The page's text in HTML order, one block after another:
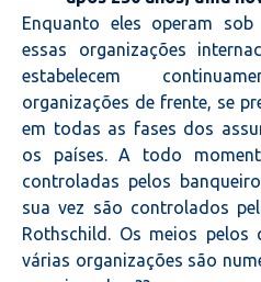
Enquanto eles operam
essas organizações
estabelecem
organizações de frente, se
em todas as fases dos
os países.A todo
controladas pelos
sua vez são controlados
Rothschild. Os meios pelos
várias organizações são